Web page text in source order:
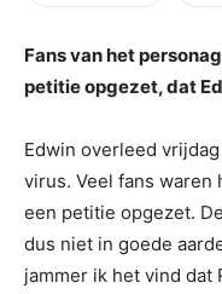
Fans van het
petitie opgezet, dat
Edwin overleed
virus. Veel fans waren
een petitie opgezet.
dus niet in goede
jammer ik het vind dat